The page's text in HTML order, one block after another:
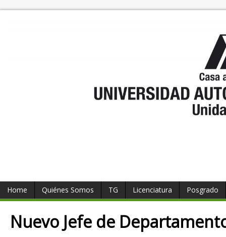
Home Quiénes Somos TG Licenciatura Posgrado
Nuevo Jefe de